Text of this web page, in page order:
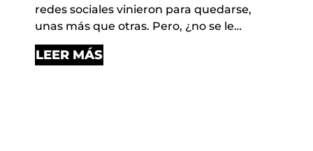
redes sociales vinieron para quedarse,
unas más que otras. Pero, ¿no se le…
LEER MÁS